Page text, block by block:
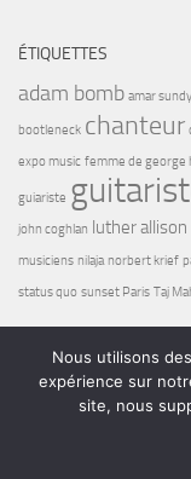
ÉTIQUETTES
adam bomb amar sundy
bootleneck chanteur
expo music femme de george
guiariste
john coghlan
luther allison
musiciens nilaja norbert krief
status quo sunset Paris Taj
Bel7
Nous utilisons
expérience sur
site, nous